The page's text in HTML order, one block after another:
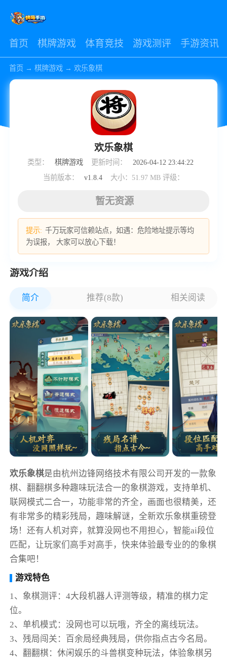
首页 棋牌游戏 体育竞技 游戏测评 手游资讯
首页 → 棋牌游戏→ 欢乐象棋
欢乐象棋
类型： 棋牌游戏 更新时间：
2026-04-12 23:44:22
当前版本：
v1.8.4 大小：51.97 MB 评级：
暂无资源
提示: 千万玩家可信赖站点，如遇：危险地址提示等均
为误报， 大家可以放心下载！
游戏介绍
简介 推荐(8款) 相关阅读
欢乐象棋是由杭州边锋网络技术有限公司开发的一款象
棋、翻翻棋多种趣味玩法合一的象棋游戏，支持单机、
联网模式二合一，功能非常的齐全，画面也很精美，还
有非常多的精彩残局，趣味解谜，全新欢乐象棋重磅登
场！还有人机对弈，就算没网也不用担心，智能ai段位
匹配，让玩家们高手对高手，快来体验最专业的的象棋
合集吧！
游戏特色
1、象棋测评：4大段机器人评测等级，精准的棋力定
位。
2、单机模式：没网也可以玩哦，齐全的离线玩法。
3、残局闯关：百余局经典残局，供你指点古今名局。
4、翻翻棋：休闲娱乐的斗兽棋变种玩法，体验象棋另